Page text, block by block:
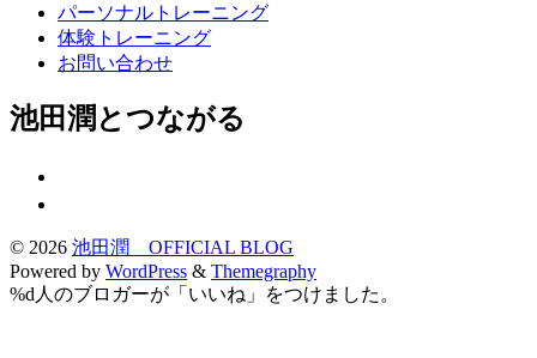
パーソナルトレーニング
体験トレーニング
お問い合わせ
池田潤とつながる
© 2026 池田潤 OFFICIAL BLOG
Powered by WordPress & Themegraphy
%d 人のブロガーが「いいね」をつけました。